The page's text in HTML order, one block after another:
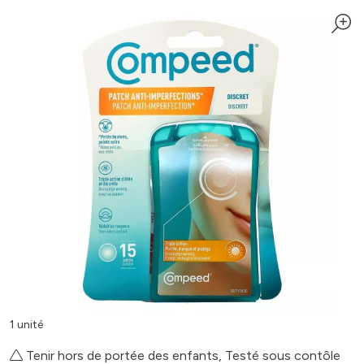
1 unité
Tenir hors de portée des enfants, Testé sous contôle